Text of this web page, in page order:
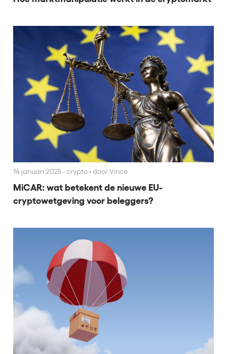
14 januari 2025 - crypto•door Vince
MiCAR: wat betekent de nieuwe EU-
cryptowetgeving voor beleggers?